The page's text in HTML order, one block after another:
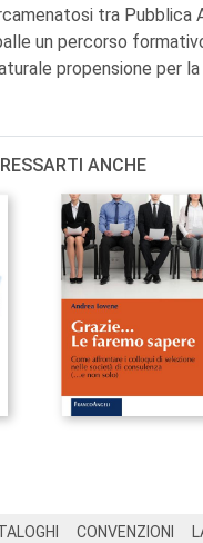
tra Pubblica
un percorso
propensione per
ANCHE
CONVENZIONI